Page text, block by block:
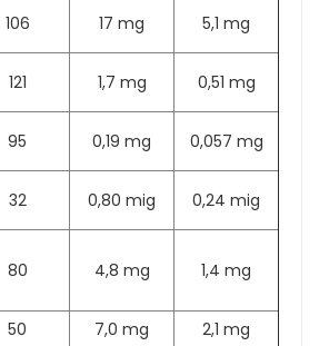
106 17 mg 5,1 mg
121 1,7 mg 0,51 mg
95 0,19 mg 0,057 mg
32 0,80 mig 0,24 mig
80 4,8 mg 1,4 mg
50 7,0 mg
2,1 mg